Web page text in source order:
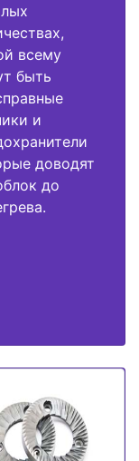
всему
быть
и
доводят
до